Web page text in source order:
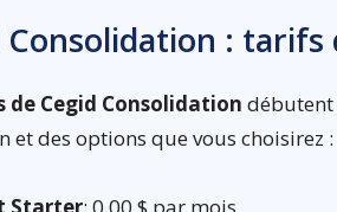
Consolidation :
de Cegid Consolidation débutent
et des options que vous choisirez :